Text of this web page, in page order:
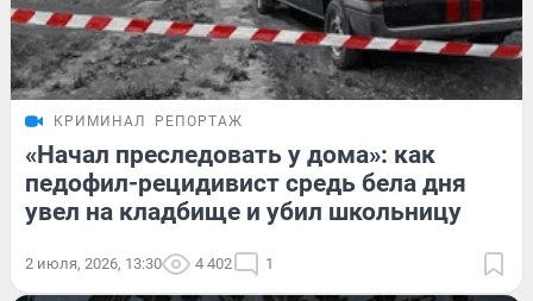
КРИМИНАЛ РЕПОРТАЖ
«Начал преследовать у дома»: как
педофил-рецидивист средь бела дня
увел на кладбище и убил школьницу
2 июля, 2026, 13:30 4 402 1